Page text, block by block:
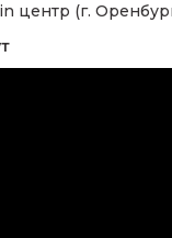
центр (г.